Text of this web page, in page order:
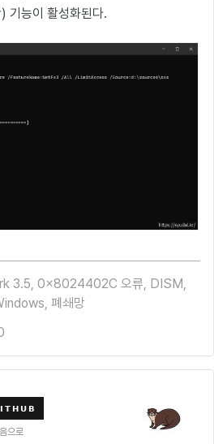
능이 활성화된다.
3.5, 0x8024402C 오류, DISM,
, 폐쇄망
으로